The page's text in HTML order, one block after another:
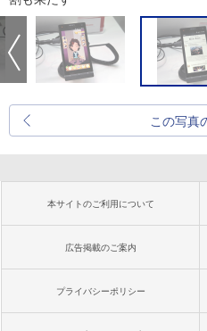
この写真
本サイトのご利用について
広告掲載のご案内
プライバシーポリシー